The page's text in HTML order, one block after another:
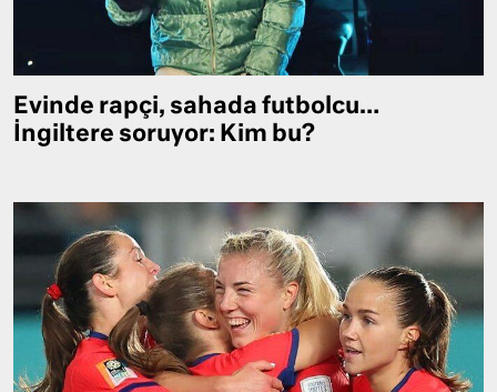
Evinde rapçi, sahada futbolcu…
İngiltere soruyor: Kim bu?